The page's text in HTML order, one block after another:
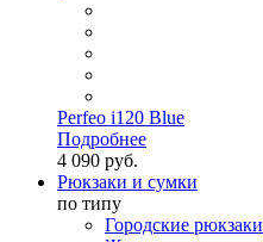
Perfeo i120 Blue
Подробнее
4 090 руб.
Рюкзаки и сумки
по типу
Городские рюкзаки